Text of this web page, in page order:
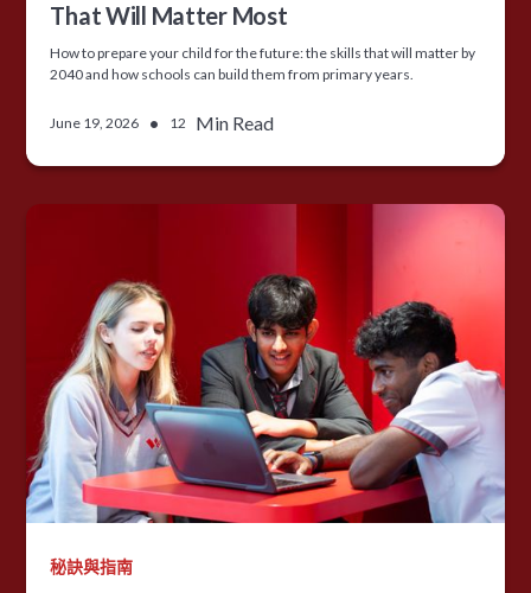
That Will Matter Most
How to prepare your child for the future: the skills that will matter by
2040 and how schools can build them from primary years.
June 19, 2026 • 12 Min Read
秘訣與指南